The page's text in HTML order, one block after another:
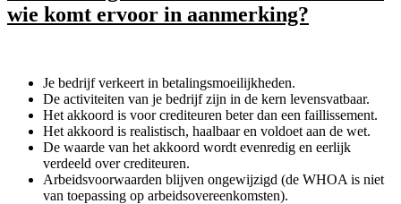
wie komt ervoor in aanmerking?
Je bedrijf verkeert in betalingsmoeilijkheden.
De activiteiten van je bedrijf zijn in de kern levensvatbaar.
Het akkoord is voor crediteuren beter dan een faillissement.
Het akkoord is realistisch, haalbaar en voldoet aan de wet.
De waarde van het akkoord wordt evenredig en eerlijk
verdeeld over crediteuren.
Arbeidsvoorwaarden blijven ongewijzigd (de WHOA is niet
van toepassing op arbeidsovereenkomsten).